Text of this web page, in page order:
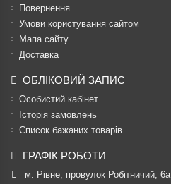
Повернення
Умови користування сайтом
Мапа сайту
Доставка
ОБЛІКОВИЙ ЗАПИС
Особистий кабінет
Історія замовлень
Список бажаних товарів
ГРАФІК РОБОТИ
м. Рівне, провулок Робітничий, 6а